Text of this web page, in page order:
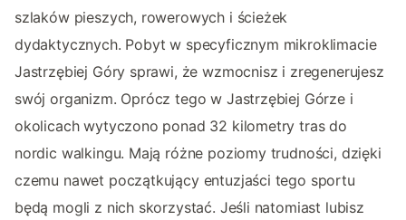
szlaków pieszych, rowerowych i ścieżek
dydaktycznych. Pobyt w specyficznym mikroklimacie
Jastrzębiej Góry sprawi, że wzmocnisz i zregenerujesz
swój organizm. Oprócz tego w Jastrzębiej Górze i
okolicach wytyczono ponad 32 kilometry tras do
nordic walkingu. Mają różne poziomy trudności, dzięki
czemu nawet początkujący entuzjaści tego sportu
będą mogli z nich skorzystać. Jeśli natomiast lubisz